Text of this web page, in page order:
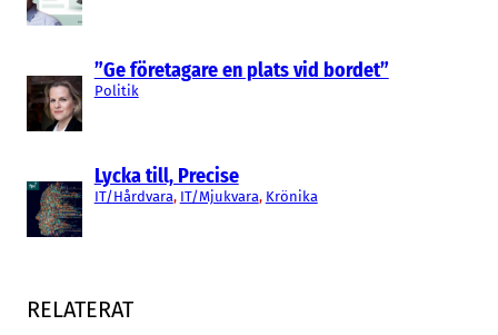
”Ge företagare en plats vid bordet”
Politik
Lycka till, Precise
IT/Hårdvara, IT/Mjukvara, Krönika
RELATERAT